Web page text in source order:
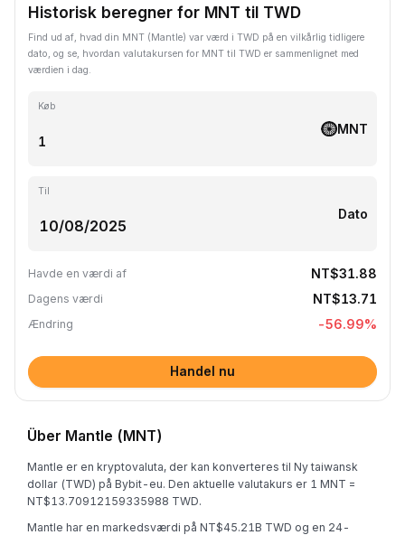
Historisk beregner for MNT til TWD
Find ud af, hvad din MNT (Mantle) var værd i TWD på en vilkårlig tidligere
dato, og se, hvordan valutakursen for MNT til TWD er sammenlignet med
værdien i dag.
Køb
MNT
Til
Dato
Havde en værdi af NT$31.88
Dagens værdi NT$13.71
Ændring -56.99%
Handel nu
Über Mantle (MNT)
Mantle er en kryptovaluta, der kan konverteres til Ny taiwansk
dollar (TWD) på Bybit-eu. Den aktuelle valutakurs er 1 MNT =
NT$13.70912159335988 TWD.
Mantle har en markedsværdi på NT$45.21B TWD og en 24-